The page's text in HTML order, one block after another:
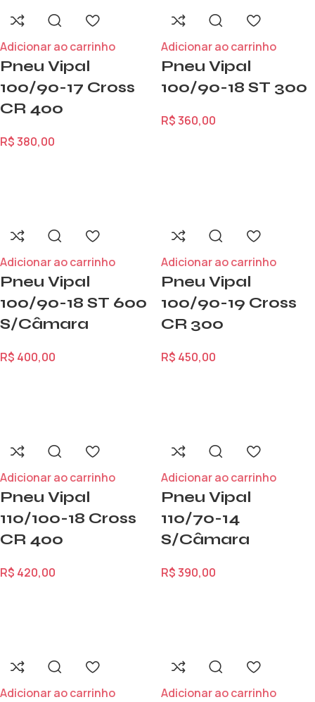
Adicionar ao carrinho
Pneu Vipal
100/90-17 Cross
CR 400
R$380,00
Adicionar ao carrinho
Pneu Vipal
100/90-18 ST 300
R$360,00
Adicionar ao carrinho
Pneu Vipal
100/90-18 ST 600
S/Câmara
R$ 400,00
Adicionar ao carrinho
Pneu Vipal
100/90-19 Cross
CR 300
R$ 450,00
Adicionar ao carrinho
Pneu Vipal
110/100-18 Cross
CR 400
R$ 420,00
Adicionar ao carrinho
Pneu Vipal
110/70-14
S/Câmara
R$390,00
Adicionar ao carrinho Adicionar ao carrinho